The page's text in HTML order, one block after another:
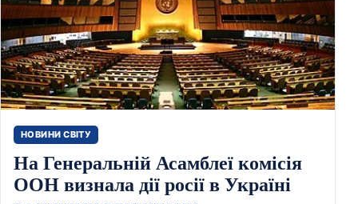
НОВИНИ СВІТУ
На Генеральній Асамблеї комісія
ООН визнала дії росії в Україні